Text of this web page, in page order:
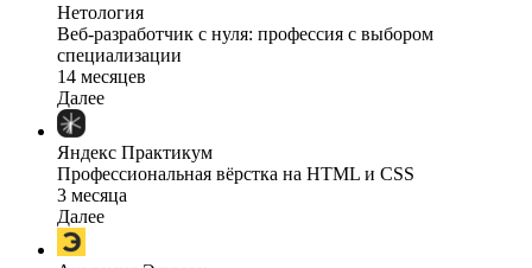
Нетология
Веб-разработчик с нуля: профессия с выбором
специализации
14 месяцев
Далее
Яндекс Практикум
Профессиональная вёрстка на HTML и CSS
3 месяца
Далее